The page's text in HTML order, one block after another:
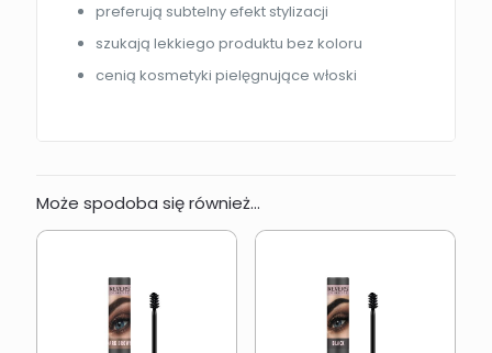
preferują subtelny efekt stylizacji
szukają lekkiego produktu bez koloru
cenią kosmetyki pielęgnujące włoski
Może spodoba się również…